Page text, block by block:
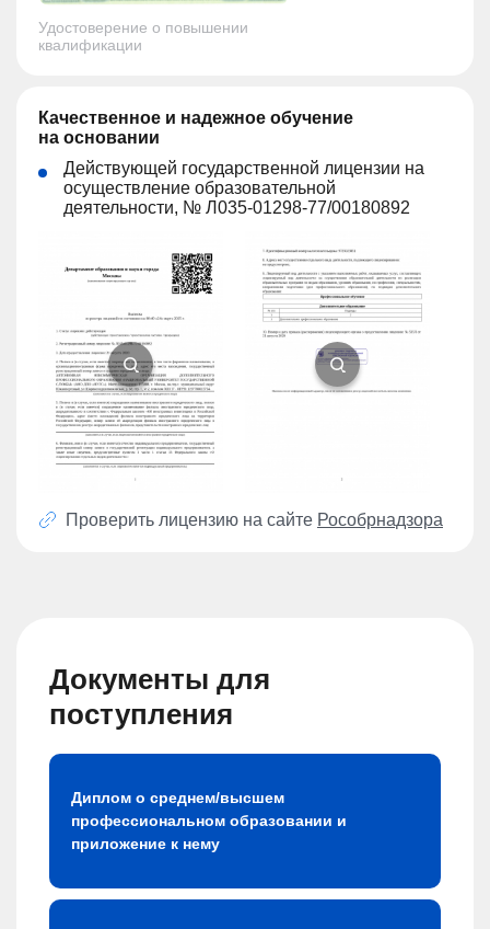
Удостоверение о повышении
квалификации
Качественное и надежное обучение
на основании
Действующей государственной лицензии на
осуществление образовательной
деятельности, № Л035-01298-77/00180892
Проверить лицензию на сайте Рособрнадзора
Документы для
поступления
Диплом о среднем/высшем
профессиональном образовании и
приложение к нему